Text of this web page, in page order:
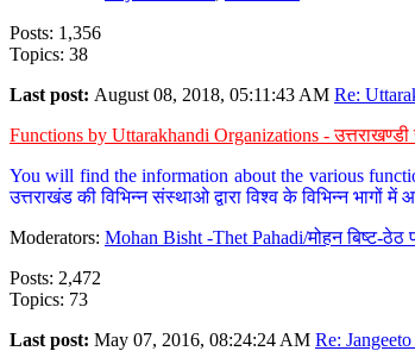
Posts: 1,356
Topics: 38
Last post: August 08, 2018, 05:11:43 AM Re:
Functions by Uttarakhandi Organizations - उत्तराखण्डी
You will find the information about the various
उत्तराखंड की विभिन्न संस्थाओ द्वारा विश्व के विभिन्न
Moderators: Mohan Bisht -Thet Pahadi/मोहन बिष्ट-ठेठ
Posts: 2,472
Topics: 73
Last post: May 07, 2016, 08:24:24 AM Re: